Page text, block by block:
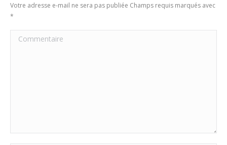
Votre adresse e-mail ne sera pas publiée Champs requis marqués avec
*
Commentaire